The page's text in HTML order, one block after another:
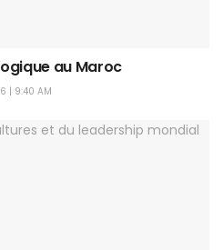
au Maroc
| 9:40 AM